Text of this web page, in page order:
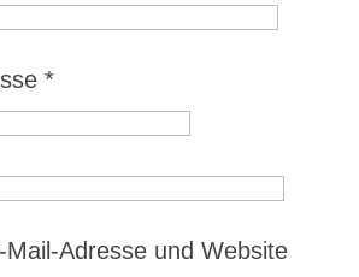
*
Mail-Adresse und Website